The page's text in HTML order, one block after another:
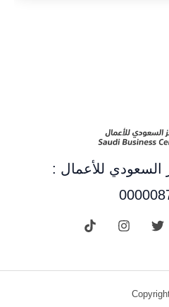
للأعمال :